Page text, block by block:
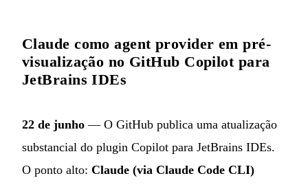
Claude como agent provider em pré-
visualização no GitHub Copilot para
JetBrains IDEs
22 de junho — O GitHub publica uma atualização
substancial do plugin Copilot para JetBrains IDEs.
O ponto alto: Claude (via Claude Code CLI)